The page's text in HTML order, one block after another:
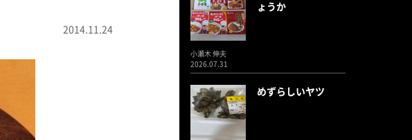
2014.11.24
ょうか
小瀬木 伸夫
2026.07.31
めずらしいヤツ